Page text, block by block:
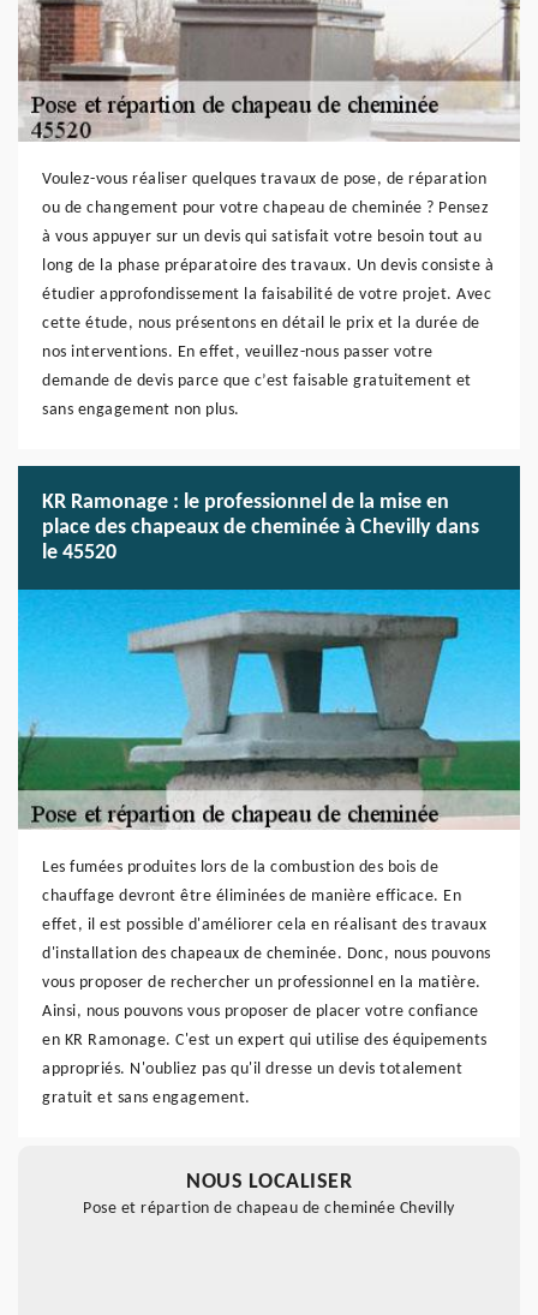
Voulez-vous réaliser quelques travaux de pose, de réparation
ou de changement pour votre chapeau de cheminée ? Pensez
à vous appuyer sur un devis qui satisfait votre besoin tout au
long de la phase préparatoire des travaux. Un devis consiste à
étudier approfondissement la faisabilité de votre projet. Avec
cette étude, nous présentons en détail le prix et la durée de
nos interventions. En effet, veuillez-nous passer votre
demande de devis parce que c’est faisable gratuitement et
sans engagement non plus.
KR Ramonage : le professionnel de la mise en
place des chapeaux de cheminée à Chevilly dans
le 45520
Les fumées produites lors de la combustion des bois de
chauffage devront être éliminées de manière efficace. En
effet, il est possible d'améliorer cela en réalisant des travaux
d'installation des chapeaux de cheminée. Donc, nous pouvons
vous proposer de rechercher un professionnel en la matière.
Ainsi, nous pouvons vous proposer de placer votre confiance
en KR Ramonage. C'est un expert qui utilise des équipements
appropriés. N'oubliez pas qu'il dresse un devis totalement
gratuit et sans engagement.
NOUS LOCALISER
Pose et répartion de chapeau de cheminée Chevilly